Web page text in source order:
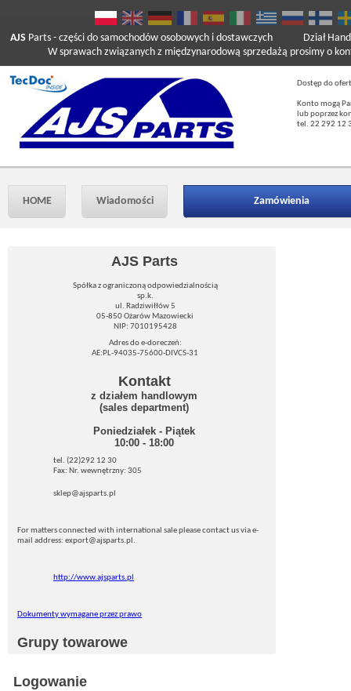
AJS Parts - części do samochodów osobowych i dostawczych
W sprawach związanych z międzynarodową sprzedażą prosimy o
Dział
Dostęp do
Konto mogą
lub poprzez
tel. 22 292 12
HOME Wiadomości Zamówienia
AJS Parts
Spółka z ograniczoną odpowiedzialnością
sp.k.
ul. Radziwiłłów 5
05-850 Ożarów Mazowiecki
NIP: 7010195428
Adres do e-doreczeń:
AE:PL-94035-75600-DIVCS-31
Kontakt
z działem handlowym
(sales department)
Poniedziałek - Piątek
10:00 - 18:00
tel. (22)292 12 30
Fax: Nr. wewnętrzny: 305
sklep@ajsparts.pl
For matters connected with international sale please contact us via e-
mail address: export@ajsparts.pl.
http://www.ajsparts.pl
Dokumenty wymagane przez prawo
Grupy towarowe
Logowanie